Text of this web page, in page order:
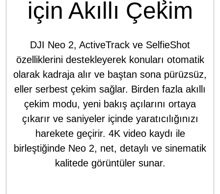
için Akıllı Çekim
DJI Neo 2, ActiveTrack ve SelfieShot
özelliklerini destekleyerek konuları otomatik
olarak kadraja alır ve baştan sona pürüzsüz,
eller serbest çekim sağlar. Birden fazla akıllı
çekim modu, yeni bakış açılarını ortaya
çıkarır ve saniyeler içinde yaratıcılığınızı
harekete geçirir. 4K video kaydı ile
birleştiğinde Neo 2, net, detaylı ve sinematik
kalitede görüntüler sunar.